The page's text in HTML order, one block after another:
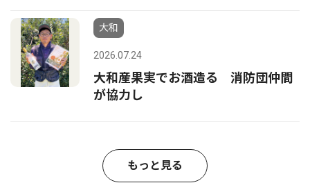
大和
2026.07.24
大和産果実でお酒造る 消防団仲間
が協力し
もっと見る